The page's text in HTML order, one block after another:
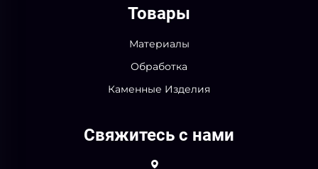
Товары
Материалы
Обработка
Каменные Изделия
Свяжитесь с нами